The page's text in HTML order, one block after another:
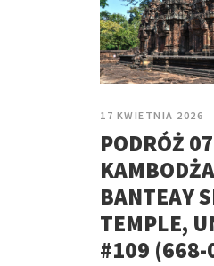
17 KWIETNIA 2026
PODRÓŻ
BANTEAY
TEMPLE,
#109 (668-